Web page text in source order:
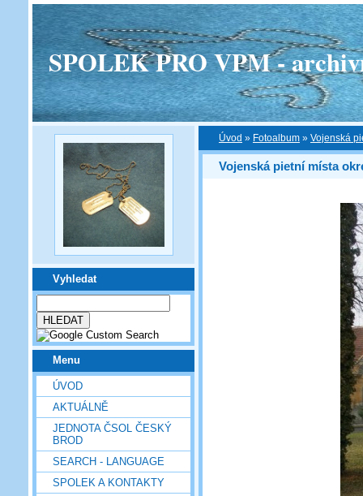
SPOLEK PRO VPM -
Vyhledat
Menu
ÚVOD
AKTUÁLNĚ
JEDNOTA ČSOL ČESKÝ
BROD
SEARCH - LANGUAGE
SPOLEK A KONTAKTY
Úvod » Fotoalbum » Vojenská
Vojenská pietní místa